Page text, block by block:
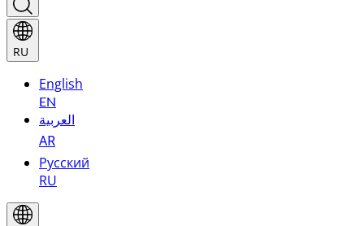
RU
English
EN
العربية
AR
Русский
RU